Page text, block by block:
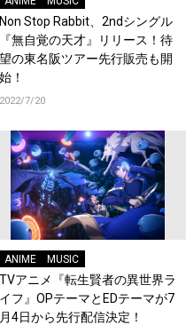
Non Stop Rabbit、2ndシングル
『無自覚の天才』リリース！待
望の東名阪ツアー先行販売も開
始！
2022/7/20
ANIME MUSIC
TVアニメ『転生賢者の異世界ラ
イフ』OPテーマとEDテーマが7
月4日から先行配信決定！